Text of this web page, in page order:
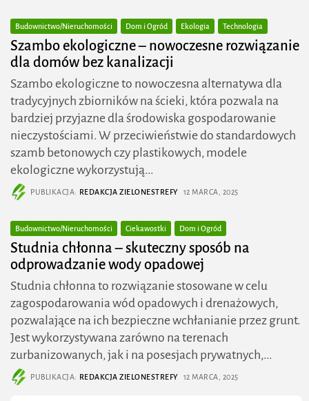
Budownictwo/Nieruchomości Dom i Ogród Ekologia Technologia
Szambo ekologiczne – nowoczesne rozwiązanie
dla domów bez kanalizacji
Szambo ekologiczne to nowoczesna alternatywa dla
tradycyjnych zbiorników na ścieki, która pozwala na
bardziej przyjazne dla środowiska gospodarowanie
nieczystościami. W przeciwieństwie do standardowych
szamb betonowych czy plastikowych, modele
ekologiczne wykorzystują...
PUBLIKACJA: REDAKCJA ZIELONESTREFY 12 MARCA, 2025
Budownictwo/Nieruchomości Ciekawostki Dom i Ogród
Studnia chłonna – skuteczny sposób na
odprowadzanie wody opadowej
Studnia chłonna to rozwiązanie stosowane w celu
zagospodarowania wód opadowych i drenażowych,
pozwalające na ich bezpieczne wchłanianie przez grunt.
Jest wykorzystywana zarówno na terenach
zurbanizowanych, jak i na posesjach prywatnych,...
PUBLIKACJA: REDAKCJA ZIELONESTREFY 12 MARCA, 2025